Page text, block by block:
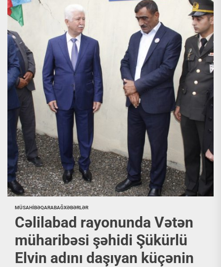
MÜSAHİBƏQARABAĞXƏBƏRLƏR
Cəlilabad rayonunda Vətən
müharibəsi şəhidi Şükürlü
Elvin adını daşıyan küçənin